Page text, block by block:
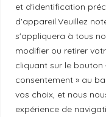
et d'identification
d'appareil.Veuillez
s'appliquera à tous
modifier ou retirer
cliquant sur le bouton
consentement » au
vos choix, et nous
expérience de
Principes de
Politique de
Politique de